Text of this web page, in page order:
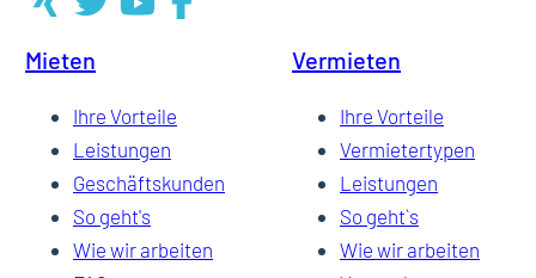
Mieten
Ihre Vorteile
Leistungen
Geschäftskunden
So geht's
Wie wir arbeiten
Vermieten
Ihre Vorteile
Vermietertypen
Leistungen
So geht`s
Wie wir arbeiten